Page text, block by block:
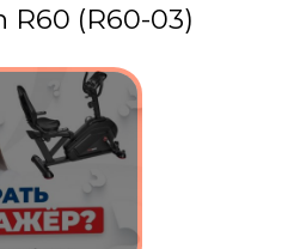
R60 (R60-03)